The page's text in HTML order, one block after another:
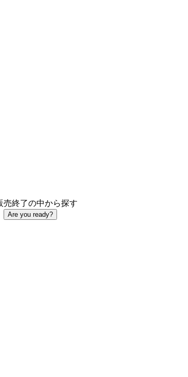
売終了の中から探す
Are you ready?